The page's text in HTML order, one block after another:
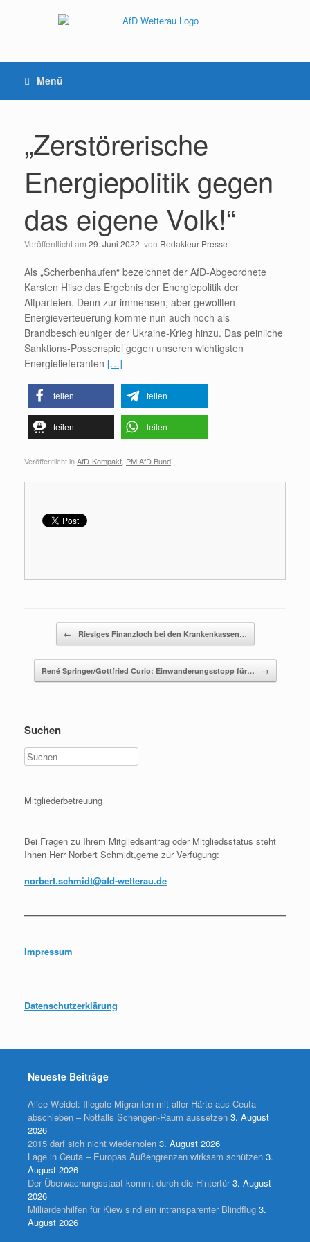
Menü
„Zerstörerische
Energiepolitik gegen
das eigene Volk!“
Veröffentlicht am 29. Juni 2022 von Redakteur Presse
Als „Scherbenhaufen“ bezeichnet der AfD-Abgeordnete
Karsten Hilse das Ergebnis der Energiepolitik der
Altparteien. Denn zur immensen, aber gewollten
Energieverteuerung komme nun auch noch als
Brandbeschleuniger der Ukraine-Krieg hinzu. Das peinliche
Sanktions-Possenspiel gegen unseren wichtigsten
Energielieferanten […]
teilen teilen
teilen teilen
Veröffentlicht inAfD-Kompakt PM AfD Bund
Beitragsnavigation
← Riesiges Finanzloch bei den Krankenkassen…
René Springer/Gottfried Curio: Einwanderungsstopp für… →
Suchen
Mitgliederbetreuung
Bei Fragen zu Ihrem Mitgliedsantrag oder Mitgliedsstatus steht
Ihnen Herr Norbert Schmidt,gerne zur Verfügung:
norbert.schmidt@afd-wetterau.de
Impressum
Datenschutzerklärung
Neueste Beiträge
Alice Weidel: Illegale Migranten mit aller Härte aus Ceuta
abschieben – Notfalls Schengen-Raum aussetzen 3. August
2026
2015 darf sich nicht wiederholen 3. August 2026
Lage in Ceuta – Europas Außengrenzen wirksam schützen 3.
August 2026
Der Überwachungsstaat kommt durch die Hintertür 3. August
2026
Milliardenhilfen für Kiew sind ein intransparenter Blindflug 3.
August 2026